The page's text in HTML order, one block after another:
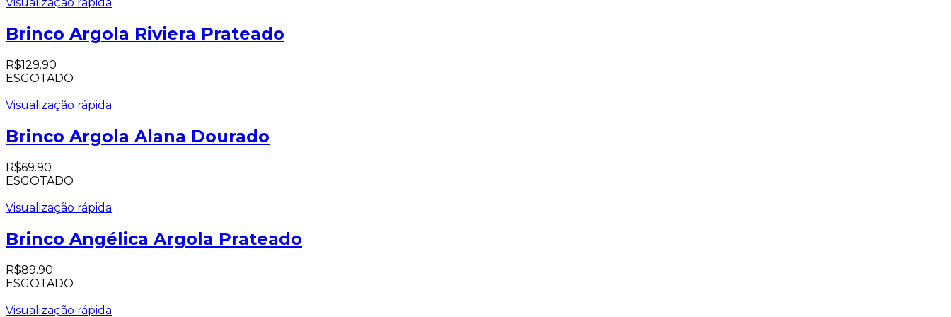
Visualização rápida
Brinco Argola Riviera Prateado
R$129.90
ESGOTADO
Visualização rápida
Brinco Argola Alana Dourado
R$69.90
ESGOTADO
Visualização rápida
Brinco Angélica Argola Prateado
R$89.90
ESGOTADO
Visualização rápida